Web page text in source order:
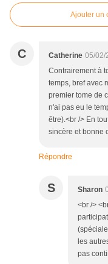
Ajouter un
C Catherine 05/02/
Contrairement à
temps, bref avec
premier tome de
n'ai pas eu le
être).<br /> En
sincère et bonne
Répondre
S Sharon
<br />
les
pas